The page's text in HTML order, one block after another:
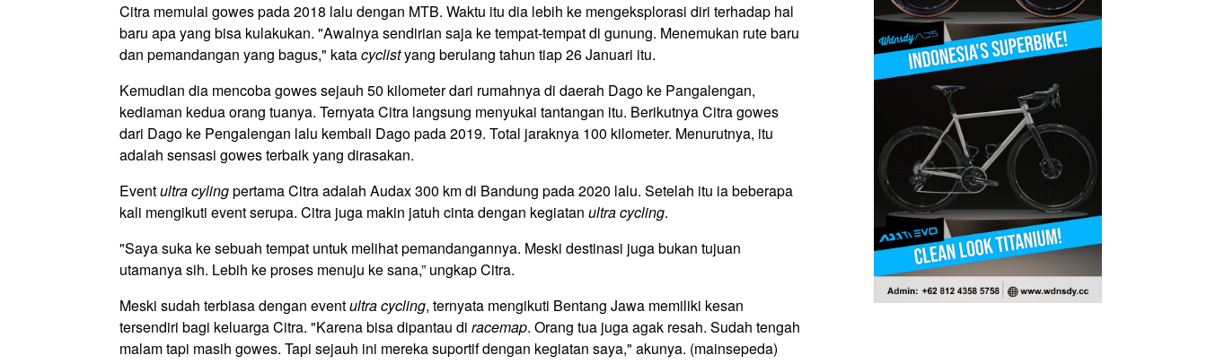
Citra memulai gowes pada 2018 lalu dengan MTB. Waktu itu dia lebih ke mengeksplorasi diri terhadap hal
baru apa yang bisa kulakukan. "Awalnya sendirian saja ke tempat-tempat di gunung. Menemukan rute baru
dan pemandangan yang bagus," katacyclistyang berulang tahun tiap 26 Januari itu.
Kemudian dia mencoba gowes sejauh 50 kilometer dari rumahnya di daerah Dago ke Pangalengan,
kediaman kedua orang tuanya. Ternyata Citra langsung menyukai tantangan itu. Berikutnya Citra gowes
dari Dago ke Pengalengan lalu kembali Dago pada 2019. Total jaraknya 100 kilometer. Menurutnya, itu
adalah sensasi gowes terbaik yang dirasakan.
Eventultra cylingpertama Citra adalah Audax 300 km di Bandung pada 2020 lalu. Setelah itu ia beberapa
kali mengikuti event serupa. Citra juga makin jatuh cinta dengan kegiatan ultra cycling.
"Saya suka ke sebuah tempat untuk melihat pemandangannya. Meski destinasi juga bukan tujuan
utamanya sih. Lebih ke proses menuju ke sana,” ungkap Citra.
Meski sudah terbiasa dengan eventultra cycling, ternyata mengikuti Bentang Jawa memiliki kesan
tersendiri bagi keluarga Citra. "Karena bisa dipantau di racemap. Orang tua juga agak resah. Sudah tengah
malam tapi masih gowes. Tapi sejauh ini mereka suportif dengan kegiatan saya," akunya. (mainsepeda)